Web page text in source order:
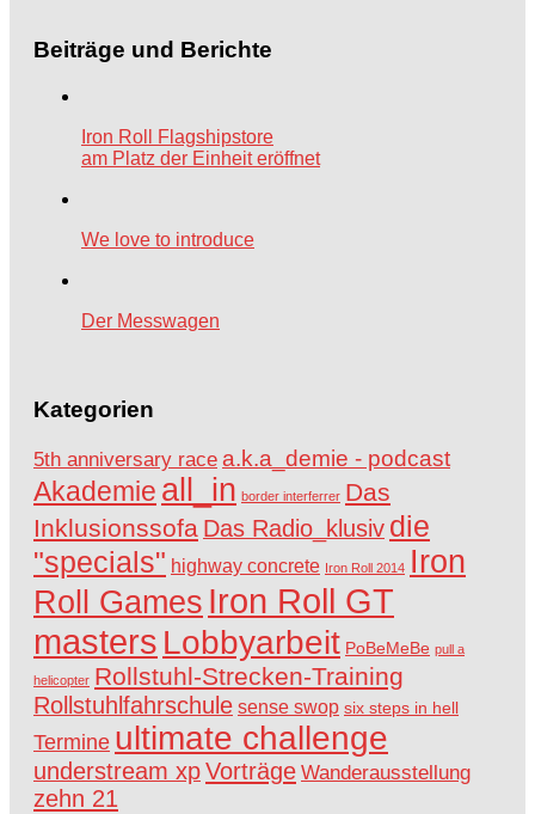
Beiträge und Berichte
Iron Roll Flagshipstore
am Platz der Einheit eröffnet
We love to introduce
Der Messwagen
Kategorien
5th anniversary race a.k.a_demie - podcast
Akademie all_in border interferrer Das
Inklusionssofa Das Radio_klusiv die
"specials" highway concrete Iron Roll 2014 Iron
Roll Games Iron Roll GT
masters Lobbyarbeit PoBeMeBe pull a
helicopter Rollstuhl-Strecken-Training
Rollstuhlfahrschule sense swop six steps in hell
Termine ultimate challenge
understream xpVorträge Wanderausstellung
zehn 21